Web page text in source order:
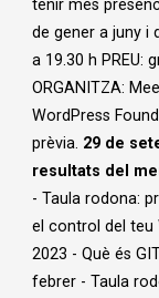
tenir més
de gener a juny i
a 19.30 h PREU:
ORGANITZA:
WordPress
prèvia. 29 de
resultats del
- Taula rodona:
el control del teu
2023 - Què és
febrer - Taula